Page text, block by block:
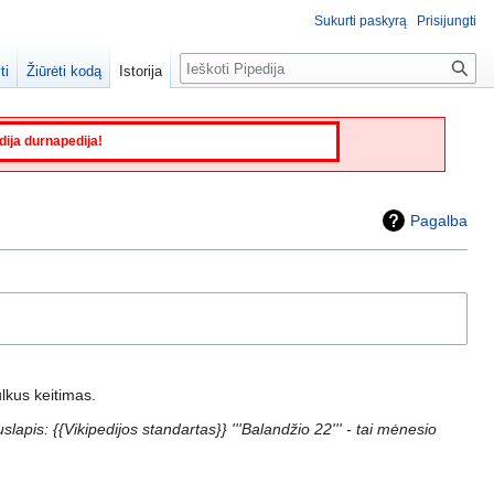
durnapedija!
Pagalba
keitimas.
{{Vikipedijos standartas}} '''Balandžio 22''' - tai mėnesio
Sukurti paskyrą Prisijungti
Žiūrėti kodą Istorija Paieška